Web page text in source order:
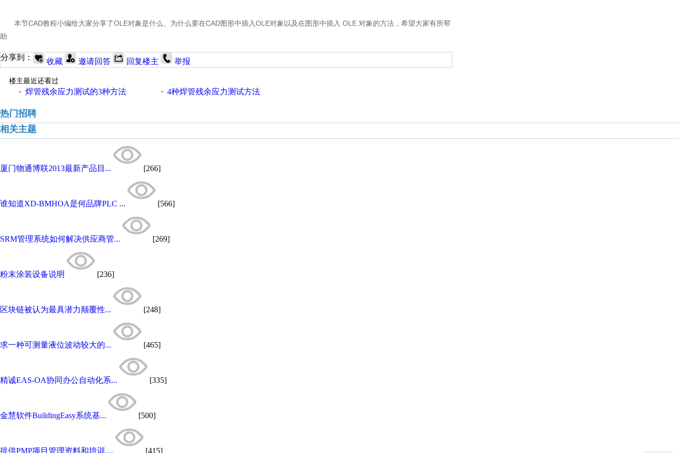
本节CAD教程小编给大家分享了OLE对象是什么、为什么要在CAD图形中插入OLE对象以及在图形中插入 OLE 对象的方法，希望大家有所帮
助
分享到： 收藏 邀请回答 回复楼主 举报
楼主最近还看过
· 焊管残余应力测试的3种方法 · 4种焊管残余应力测试方法
热门招聘
相关主题
厦门物通博联2013最新产品目... [266]
谁知道XD-BMHOA是何品牌PLC ... [566]
SRM管理系统如何解决供应商管... [269]
粉末涂装设备说明 [236]
区块链被认为最具潜力颠覆性... [248]
求一种可测量液位波动较大的... [465]
精诚EAS-OA协同办公自动化系... [335]
金慧软件BuildingEasy系统基... [500]
提供PMP项目管理资料和培训,... [415]